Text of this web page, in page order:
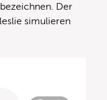
Der
simulieren